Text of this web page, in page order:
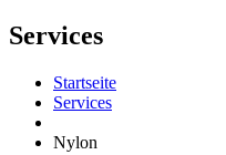
Services
Startseite
Services
Nylon